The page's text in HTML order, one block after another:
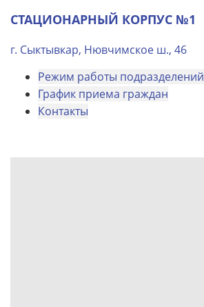
СТАЦИОНАРНЫЙ КОРПУС №1
г. Сыктывкар, Нювчимское ш., 46
Режим работы подразделений
График приема граждан
Контакты